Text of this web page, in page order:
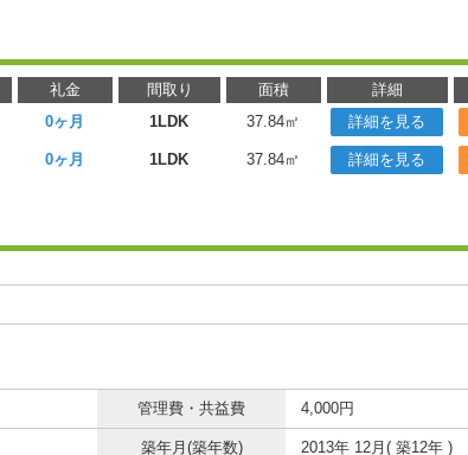
礼金 間取り 面積 詳細
0ヶ月 1LDK 37.84㎡ 詳細を見る
0ヶ月 1LDK 37.84㎡ 詳細を見る
管理費・共益費 4,000円
築年月(築年数) 2013年 12月( 築12年 )